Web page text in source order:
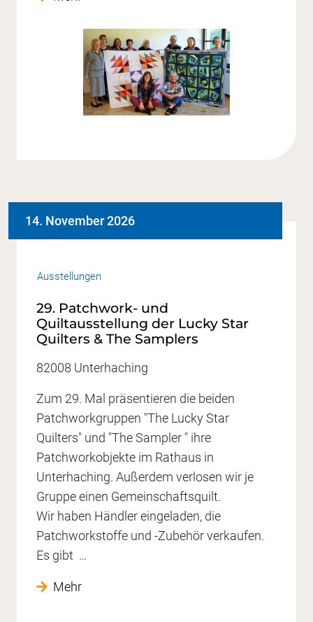
Ausstellungen
14. November 2026
29. Patchwork- und
Quiltausstellung der Lucky Star
Quilters & The Samplers
82008 Unterhaching
Zum 29. Mal präsentieren die beiden
Patchworkgruppen "The Lucky Star
Quilters" und "The Sampler " ihre
Patchworkobjekte im Rathaus in
Unterhaching. Außerdem verlosen wir je
Gruppe einen Gemeinschaftsquilt.
Wir haben Händler eingeladen, die
Patchworkstoffe und -Zubehör verkaufen.
Es gibt …
Mehr